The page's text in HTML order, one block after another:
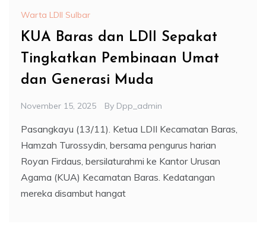
Warta LDII Sulbar
KUA Baras dan LDII Sepakat
Tingkatkan Pembinaan Umat
dan Generasi Muda
November 15, 2025 By Dpp_admin
Pasangkayu (13/11). Ketua LDII Kecamatan Baras,
Hamzah Turossydin, bersama pengurus harian
Royan Firdaus, bersilaturahmi ke Kantor Urusan
Agama (KUA) Kecamatan Baras. Kedatangan
mereka disambut hangat